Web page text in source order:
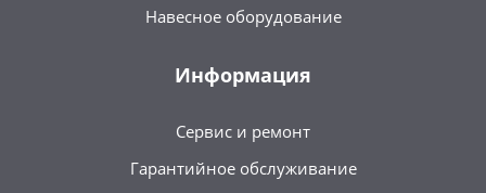
Навесное оборудование
Информация
Сервис и ремонт
Гарантийное обслуживание